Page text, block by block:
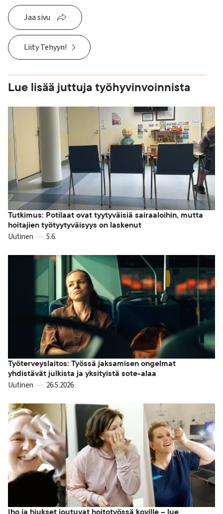
Jaa sivu
Liity Tehyyn!
Lue lisää juttuja työhyvinvoinnista
Tutkimus: Potilaat ovat tyytyväisiä sairaaloihin, mutta
hoitajien työtyytyväisyys on laskenut
Uutinen 5.6.
Työterveyslaitos: Työssä jaksamisen ongelmat
yhdistävät julkista ja yksityistä sote-alaa
Uutinen 26.5.2026
Iho ja hiukset joutuvat hoitotyössä koville – lue